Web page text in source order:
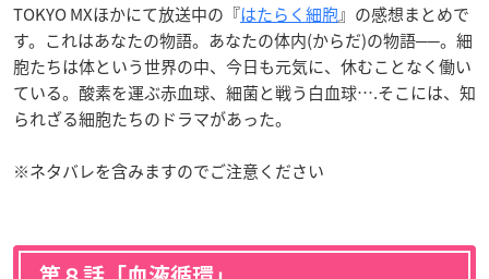
TOKYO MXほかにて放送中の『はたらく細胞』の感想まとめで
す。これはあなたの物語。あなたの体内(からだ)の物語──。細
胞たちは体という世界の中、今日も元気に、休むことなく働い
ている。酸素を運ぶ赤血球、細菌と戦う白血球….そこには、知
られざる細胞たちのドラマがあった。
※ネタバレを含みますのでご注意ください